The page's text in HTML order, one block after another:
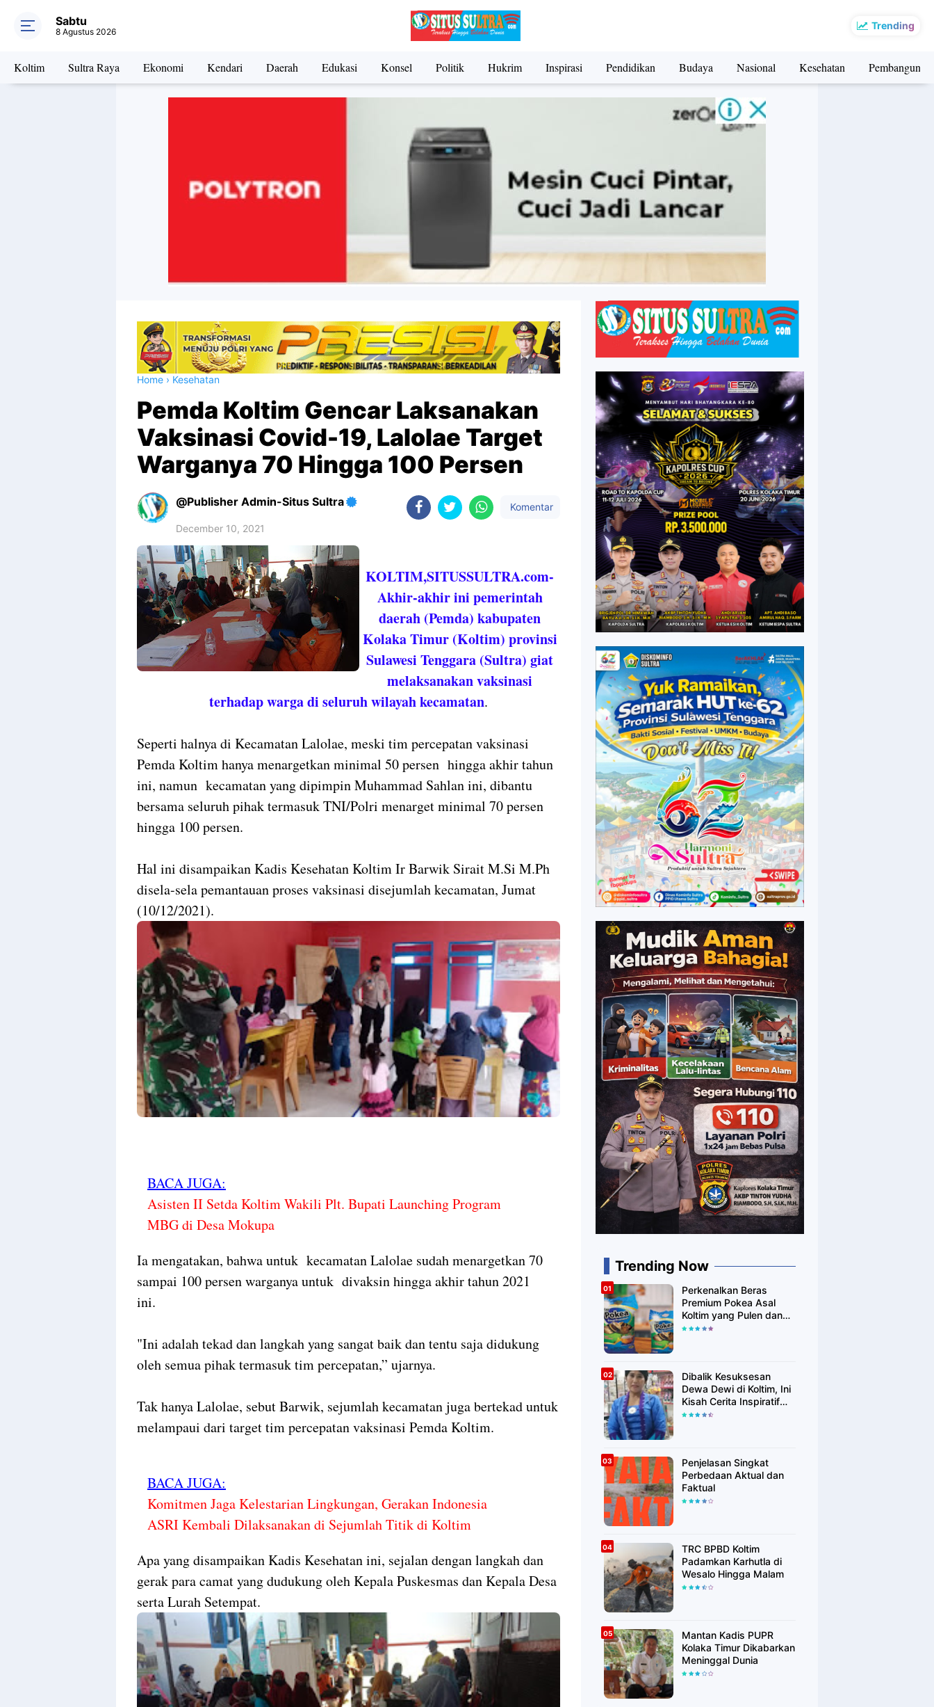
Trending
Sabtu
8 Agustus 2026
Koltim Sultra Raya Ekonomi Kendari Daerah Edukasi Konsel Politik Hukrim Inspirasi Pendidikan Budaya Nasional Kesehatan Pembangunan
Home › Kesehatan
Pemda Koltim Gencar Laksanakan
Vaksinasi Covid-19, Lalolae Target
Warganya 70 Hingga 100 Persen
Publisher Admin-Situs Sultra
December 10, 2021
Komentar
Premium
By
Raushan
Design
With
Shroff
Templates
KOLTIM,SITUSSULTRA.com-
Akhir-akhir ini pemerintah
daerah (Pemda) kabupaten
Kolaka Timur (Koltim) provinsi
Sulawesi Tenggara (Sultra) giat
melaksanakan vaksinasi
terhadap warga di seluruh wilayah kecamatan.
Seperti halnya di Kecamatan Lalolae, meski tim percepatan vaksinasi
Pemda Koltim hanya menargetkan minimal 50 persen hingga akhir tahun
ini, namun kecamatan yang dipimpin Muhammad Sahlan ini, dibantu
bersama seluruh pihak termasuk TNI/Polri menarget minimal 70 persen
hingga 100 persen.
Hal ini disampaikan Kadis Kesehatan Koltim Ir Barwik Sirait M.Si M.Ph
disela-sela pemantauan proses vaksinasi disejumlah kecamatan, Jumat
(10/12/2021).
BACA JUGA:
Asisten II Setda Koltim Wakili Plt. Bupati Launching Program
MBG di Desa Mokupa
Ia mengatakan, bahwa untuk kecamatan Lalolae sudah menargetkan 70
sampai 100 persen warganya untuk divaksin hingga akhir tahun 2021
ini.
"Ini adalah tekad dan langkah yang sangat baik dan tentu saja didukung
oleh semua pihak termasuk tim percepatan,” ujarnya.
Tak hanya Lalolae, sebut Barwik, sejumlah kecamatan juga bertekad untuk
melampaui dari target tim percepatan vaksinasi Pemda Koltim.
BACA JUGA:
Komitmen Jaga Kelestarian Lingkungan, Gerakan Indonesia
ASRI Kembali Dilaksanakan di Sejumlah Titik di Koltim
Apa yang disampaikan Kadis Kesehatan ini, sejalan dengan langkah dan
gerak para camat yang dudukung oleh Kepala Puskesmas dan Kepala Desa
serta Lurah Setempat.
Trending Now
Perkenalkan Beras
Premium Pokea Asal
Koltim yang Pulen dan
Putih Alami
Dibalik Kesuksesan
Dewa Dewi di Koltim, Ini
Kisah Cerita Inspiratif
Singkatnya
Penjelasan Singkat
Perbedaan Aktual dan
Faktual
TRC BPBD Koltim
Padamkan Karhutla di
Wesalo Hingga Malam
Mantan Kadis PUPR
Kolaka Timur Dikabarkan
Meninggal Dunia